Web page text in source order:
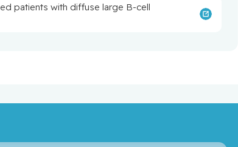
patients with diffuse large B-cell